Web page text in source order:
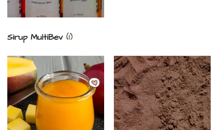
Sirup MultiBev (1)